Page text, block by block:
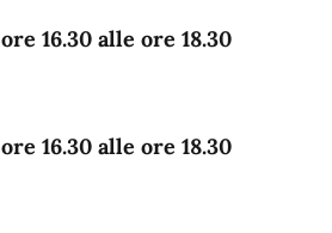
16.30 alle ore 18.30
16.30 alle ore 18.30